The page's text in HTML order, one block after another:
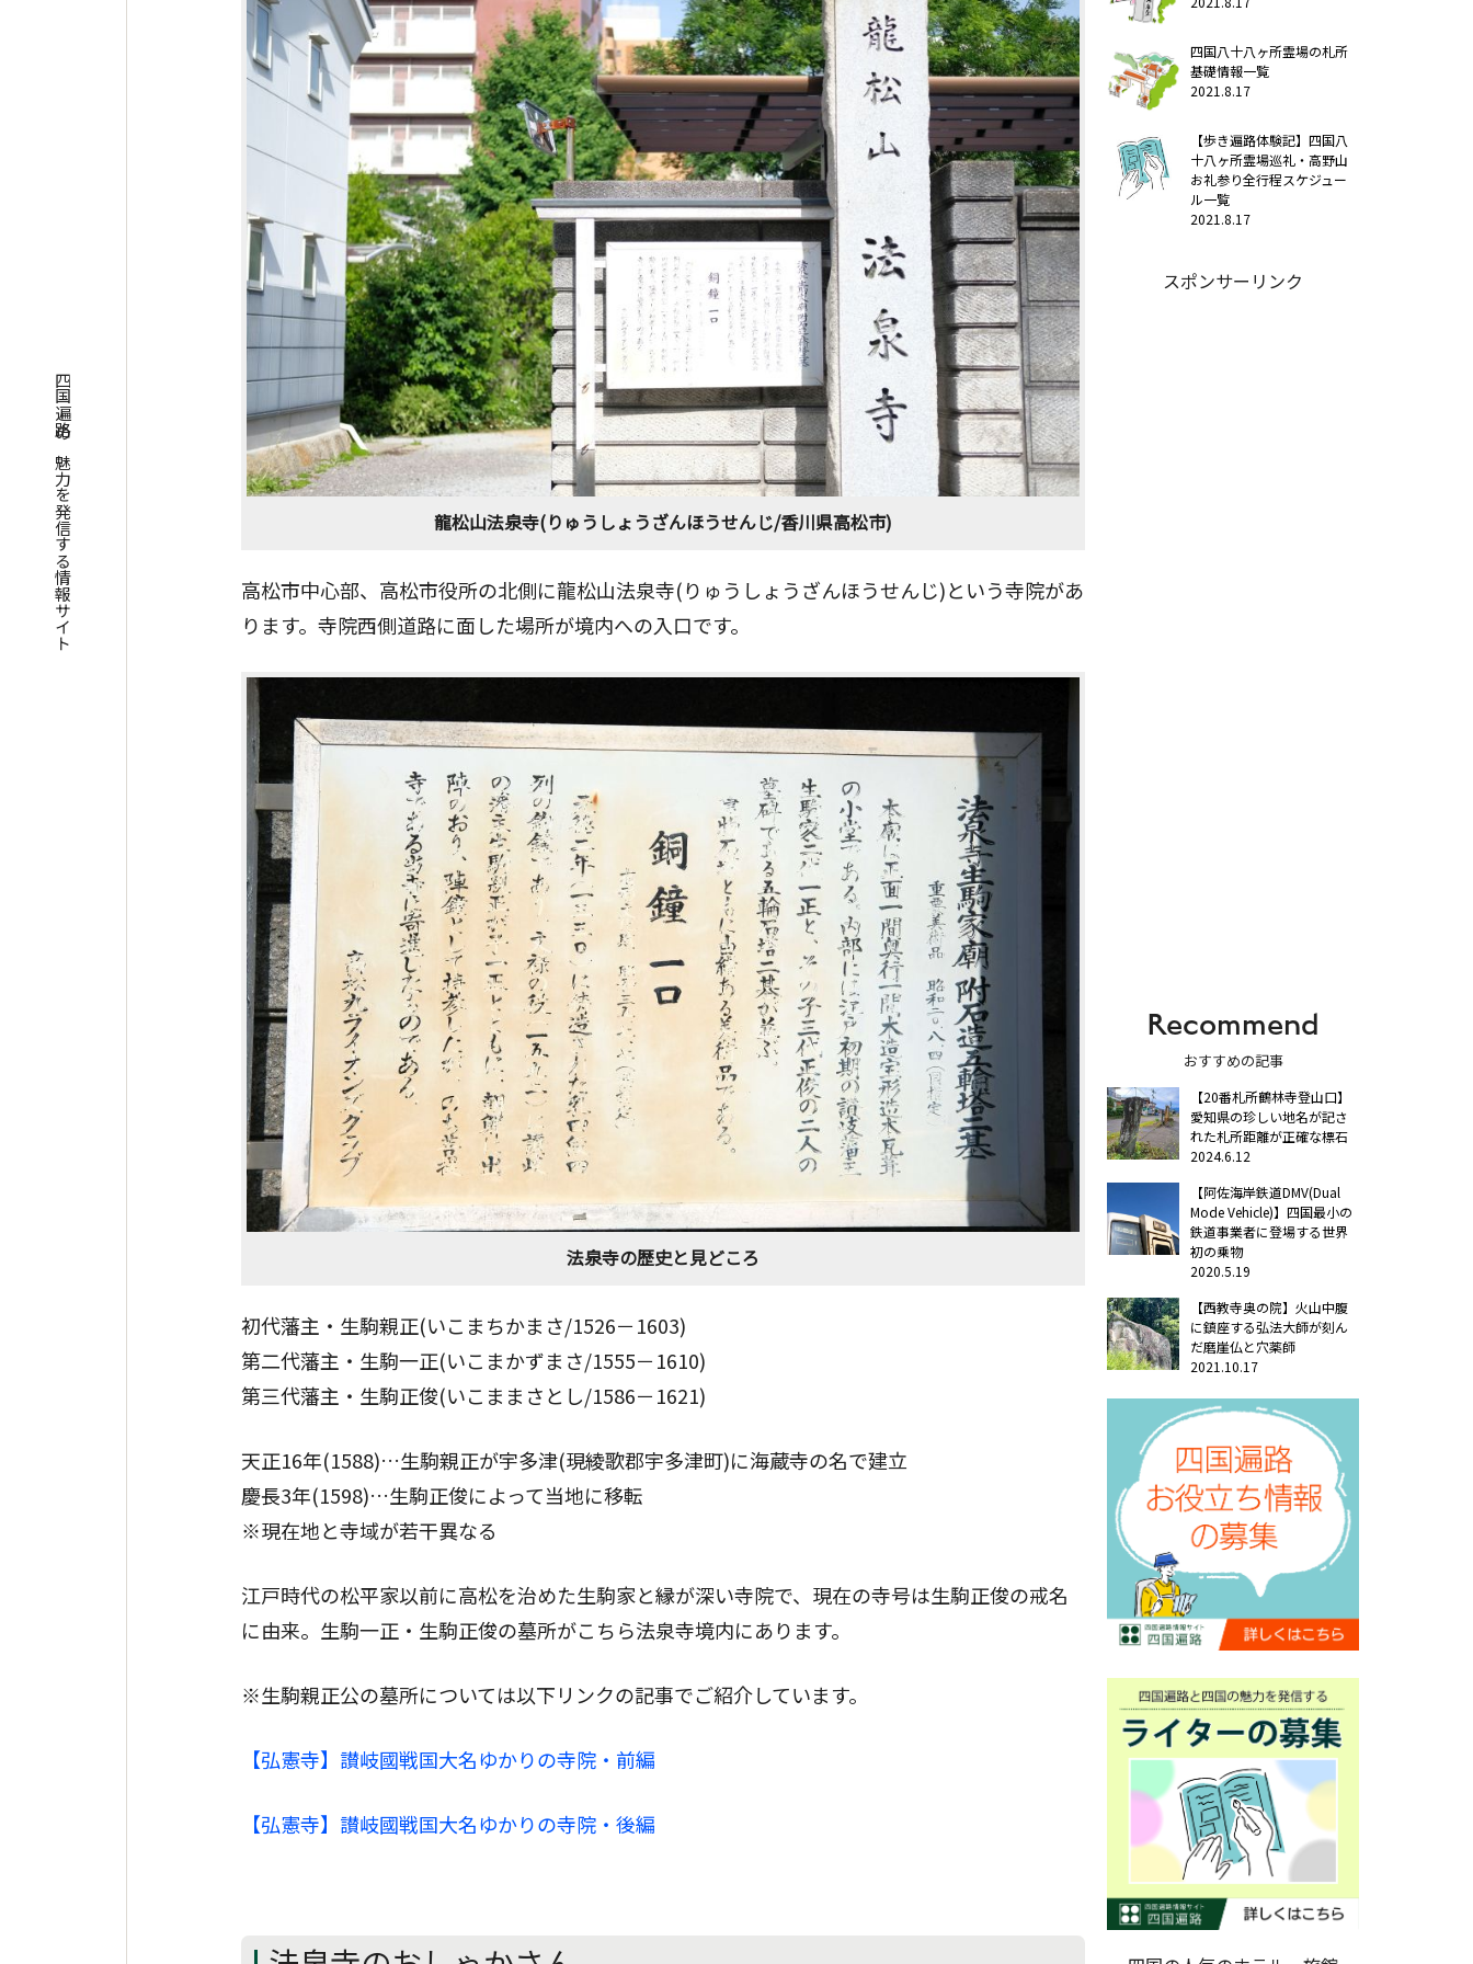
四国遍路の魅力を発信する情報サイト 龍松山法泉寺(りゅうしょうざんほうせんじ/香川県高松市)
高松市中心部、高松市役所の北側に龍松山法泉寺(りゅうしょうざんほうせんじ)という寺院があ
ります。寺院西側道路に面した場所が境内への入口です。
法泉寺の歴史と見どころ
初代藩主・生駒親正(いこまちかまさ/1526－1603)
第二代藩主・生駒一正(いこまかずまさ/1555－1610)
第三代藩主・生駒正俊(いこままさとし/1586－1621)
天正16年(1588)…生駒親正が宇多津(現綾歌郡宇多津町)に海蔵寺の名で建立
慶長3年(1598)…生駒正俊によって当地に移転
※現在地と寺域が若干異なる
江戸時代の松平家以前に高松を治めた生駒家と縁が深い寺院で、現在の寺号は生駒正俊の戒名
に由来。生駒一正・生駒正俊の墓所がこちら法泉寺境内にあります。
※生駒親正公の墓所については以下リンクの記事でご紹介しています。
【弘憲寺】讃岐國戦国大名ゆかりの寺院・前編
【弘憲寺】讃岐國戦国大名ゆかりの寺院・後編
四国八十八ヶ所霊場の札所
基礎情報一覧
2021.8.17
【歩き遍路体験記】四国八
十八ヶ所霊場巡礼・高野山
お礼参り全行程スケジュー
ル一覧
2021.8.17
スポンサーリンク
Recommend
おすすめの記事
【20番札所鶴林寺登山口】
愛知県の珍しい地名が記さ
れた札所距離が正確な標石
2024.6.12
【阿佐海岸鉄道DMV(Dual
Mode Vehicle)】四国最小の
鉄道事業者に登場する世界
初の乗物
2020.5.19
【西教寺奥の院】火山中腹
に鎮座する弘法大師が刻ん
だ磨崖仏と穴薬師
2021.10.17